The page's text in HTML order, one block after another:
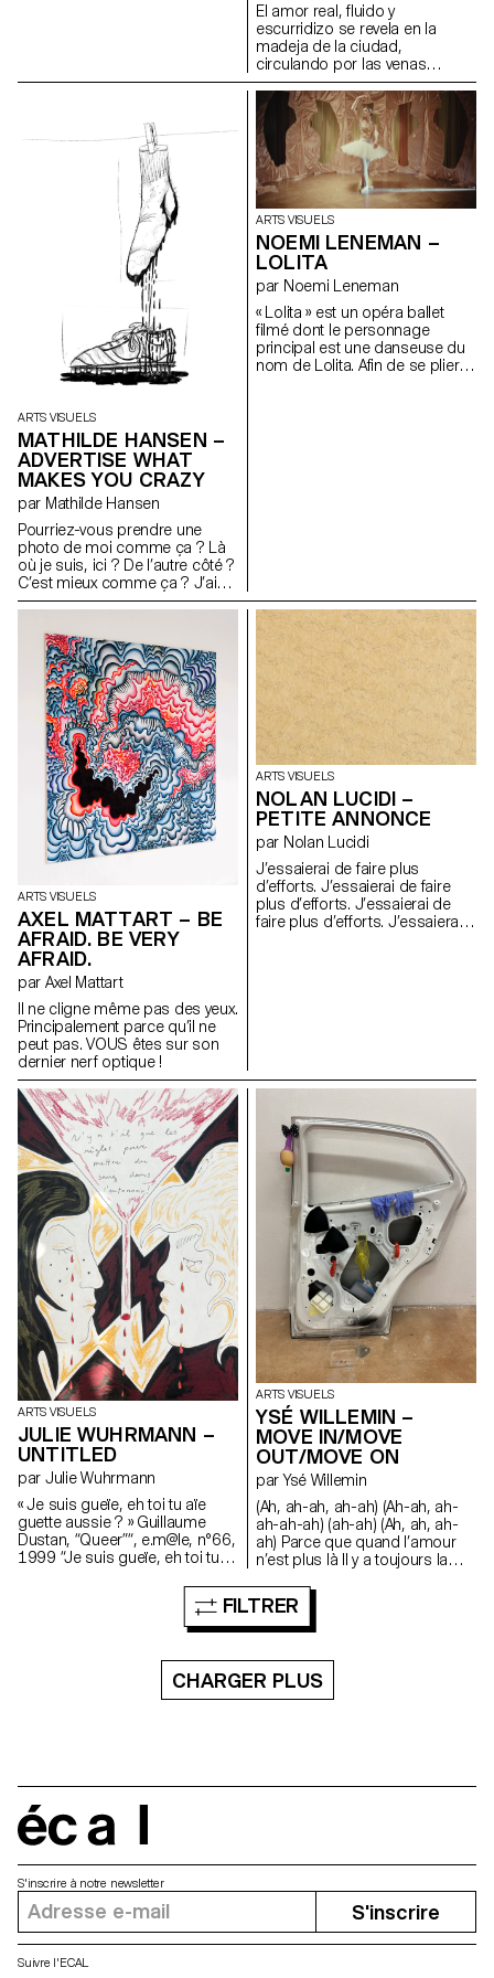
donc pas terminées et ne le
temporaire. Je n’ai pas de
technique particulière, je peins
avec ce que je trouve. Mes
quatre planches ont été
récupérées dans une benne à
ordure et la majorité du matériel
que j’utilise était destiné à être
jeté. Pour mon installation, mes
peintures sont accrochées au
mur, ne révélant que quatre des
El amor real, fluido y
escurridizo se revela en la
madeja de la ciudad,
circulando por las venas
invisibles de los seres.
Installation, panneaux
alvéolaires en polycarbonate,
peinture acrylique.
ARTS VISUELS
MATHILDE HANSEN –
ADVERTISE WHAT
MAKES YOU CRAZY
par Mathilde Hansen
Pourriez-vous prendre une
photo de moi comme ça ? Là
où je suis, ici ? De l’autre côté ?
C’est mieux comme ça ? J’ai
l’air cool ? Plus sérieuse ou
ok Génial.
ARTS VISUELS
NOEMI LENEMAN –
LOLITA
par Noemi Leneman
« Lolita » est un opéra ballet
filmé dont le personnage
principal est une danseuse du
nom de Lolita. Afin de se plier
pointes. Autour de ce projet,
toute une équipe de jeunes
filles artistes de mon entourage
s’est formée, collaborant
durant plusieurs mois,
essayant de tendre au mieux à
un female gaze.
Chorégraphes : Philomène
Jander et Eva Galmel
Scénographie : Salomé Engel
Costumes : Adèle Berson et
Roxane Sauvage.
ARTS VISUELS
AXEL MATTART – BE
AFRAID. BE VERY
AFRAID.
par Axel Mattart
Il ne cligne même pas des yeux.
Principalement parce qu’il ne
peut pas. VOUS êtes sur son
dernier nerf optique !
ARTS VISUELS
NOLAN LUCIDI –
PETITE ANNONCE
par Nolan Lucidi
J’essaierai de faire plus
d’efforts. J’essaierai de faire
plus d’efforts. J’essaierai de
faire plus d’efforts. J’essaierai
plus d’efforts. J’essaierai de
de faire plus d’efforts.
J’essaierai de faire plus
d’efforts. J’essaierai de faire
plus d’efforts. J’essaierai de
faire plus d’efforts.
ARTS VISUELS
JULIE WUHRMANN –
UNTITLED
par Julie Wuhrmann
« Je suis gueïe, eh toi tu aïe
guette aussie ? » Guillaume
Dustan, “Queer”“, e.m@le, n°66,
1999 “Je suis gueïe, eh toi tu
Dustan, “Queer”, e.m@le, n°66,
ARTS VISUELS
YSÉ WILLEMIN –
MOVE IN/MOVE
OUT/MOVE ON
par Ysé Willemin
(Ah, ah-ah, ah-ah) (Ah-ah, ah-
ah-ah-ah) (ah-ah) (Ah, ah, ah-
ah) Parce que quand l’amour
n’est plus là Il y a toujours la
plus là Il y a toujours la force Et
quand la force disparaît Il y a
toujours maman, hi maman
pas le choix, je ne sais pas ce
qu’il faut faire Alors tiens-moi,
maman, dans tes longs bras
Tes bras pétrochimiques, tes
FILTRER
CHARGER PLUS
S'inscrire à notre newsletter
S'inscrire
Suivre l'ECAL